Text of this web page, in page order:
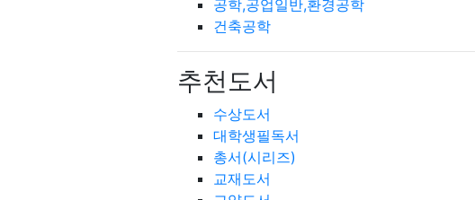
공학,공업일반,환경공학
건축공학
추천도서
수상도서
대학생필독서
총서(시리즈)
교재도서